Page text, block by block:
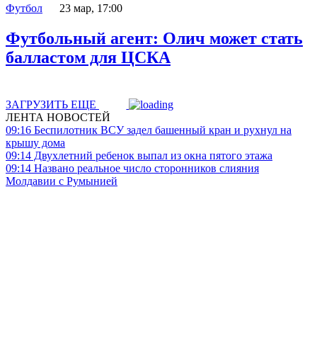
Футбол 23 мар, 17:00
Футбольный агент: Олич может стать
балластом для ЦСКА
ЗАГРУЗИТЬ ЕЩЕ
ЛЕНТА НОВОСТЕЙ
09:16 Беспилотник ВСУ задел башенный кран и рухнул на
крышу дома
09:14 Двухлетний ребенок выпал из окна пятого этажа
09:14 Названо реальное число сторонников слияния
Молдавии с Румынией